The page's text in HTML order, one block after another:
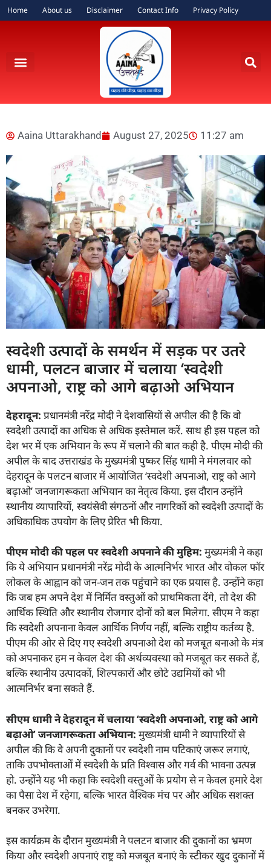
Home About us Disclaimer Contact Info Privacy Policy
Aaina Uttarakhand August 27, 2025 11:27 am
स्वदेशी उत्पादों के समर्थन में सड़क पर उतरे
धामी, पलटन बाजार में चलाया ‘स्वदेशी
अपनाओ, राष्ट्र को आगे बढ़ाओ अभियान
देहरादून: प्रधानमंत्री नरेंद्र मोदी ने देशवासियों से अपील की है कि वो
स्वदेशी उत्पादों का अधिक से अधिक इस्तेमाल करें. साथ ही इस पहल को
देश भर में एक अभियान के रूप में चलाने की बात कही है. पीएम मोदी की
अपील के बाद उत्तराखंड के मुख्यमंत्री पुष्कर सिंह धामी ने मंगलवार को
देहरादून के पलटन बाजार में आयोजित ‘स्वदेशी अपनाओ, राष्ट्र को आगे
बढ़ाओ’ जनजागरूकता अभियान का नेतृत्व किया. इस दौरान उन्होंने
स्थानीय व्यापारियों, स्वयंसेवी संगठनों और नागरिकों को स्वदेशी उत्पादों के
अधिकाधिक उपयोग के लिए प्रेरित भी किया.
पीएम मोदी की पहल पर स्वदेशी अपनाने की मुहिम: मुख्यमंत्री ने कहा
कि ये अभियान प्रधानमंत्री नरेंद्र मोदी के आत्मनिर्भर भारत और वोकल फॉर
लोकल के आह्वान को जन-जन तक पहुंचाने का एक प्रयास है. उन्होंने कहा
कि जब हम अपने देश में निर्मित वस्तुओं को प्राथमिकता देंगे, तो देश की
आर्थिक स्थिति और स्थानीय रोजगार दोनों को बल मिलेगा. सीएम ने कहा
कि स्वदेशी अपनाना केवल आर्थिक निर्णय नहीं, बल्कि राष्ट्रीय कर्तव्य है.
पीएम की ओर से दिए गए स्वदेशी अपनाओ देश को मजबूत बनाओ के मंत्र
को अपनाकर हम न केवल देश की अर्थव्यवस्था को मजबूत कर सकते हैं,
बल्कि स्थानीय उत्पादकों, शिल्पकारों और छोटे उद्यमियों को भी
आत्मनिर्भर बना सकते हैं.
सीएम धामी ने देहरादून में चलाया‘स्वदेशी अपनाओ, राष्ट्र को आगे
बढ़ाओ’जनजागरूकता अभियान: मुख्यमंत्री धामी ने व्यापारियों से
अपील की कि वे अपनी दुकानों पर स्वदेशी नाम पटिकाएं जरूर लगाएं,
ताकि उपभोक्ताओं में स्वदेशी के प्रति विश्वास और गर्व की भावना उत्पन्न
हो. उन्होंने यह भी कहा कि स्वदेशी वस्तुओं के प्रयोग से न केवल हमारे देश
का पैसा देश में रहेगा, बल्कि भारत वैश्विक मंच पर और अधिक सशक्त
बनकर उभरेगा.
इस कार्यक्रम के दौरान मुख्यमंत्री ने पलटन बाजार की दुकानों का भ्रमण
किया और स्वदेशी अपनाएं राष्ट्र को मजबूत बनाएं के स्टीकर खुद दुकानों में